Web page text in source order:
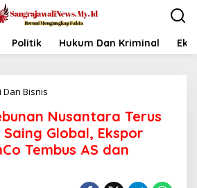
Politik Hukum Dan Kriminal
Dan Bisnis
l
d
i
n
Nusantara Terus
Global, Ekspor
Tembus AS dan